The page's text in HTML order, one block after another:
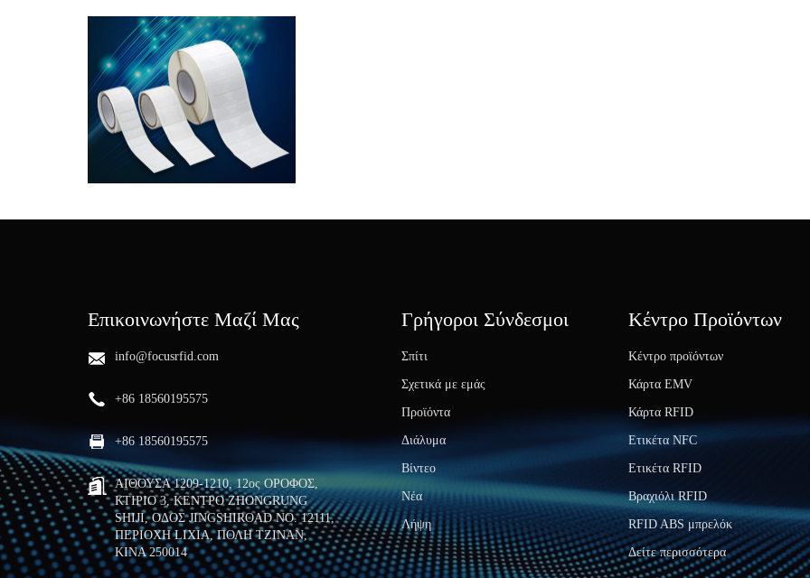
Επικοινωνήστε Μαζί Μας
info@focusrfid.com
+86 18560195575
+86 18560195575
ΑΙΘΟΥΣΑ 1209-1210, 12ος ΟΡΟΦΟΣ,
ΚΤΙΡΙΟ 3, ΚΕΝΤΡΟ ZHONGRUNG
SHIJI, ΟΔΟΣ JINGSHIROAD NO. 12111,
ΠΕΡΙΟΧΗ LIXIA, ΠΟΛΗ ΤΖΙΝΑΝ,
ΚΙΝΑ 250014
Γρήγοροι Σύνδεσμοι
Σπίτι
Σχετικά με εμάς
Προϊόντα
Διάλυμα
Βίντεο
Νέα
Λήψη
Κέντρο Προϊόντων
Κέντρο προϊόντων
Κάρτα EMV
Κάρτα RFID
Ετικέτα NFC
Ετικέτα RFID
Βραχιόλι RFID
RFID ABS μπρελόκ
Δείτε περισσότερα